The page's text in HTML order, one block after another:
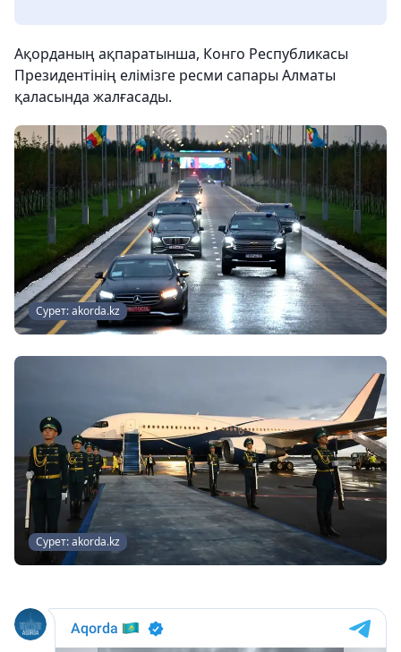
Ақорданың ақпаратынша, Конго Республикасы
Президентінің елімізге ресми сапары Алматы
қаласында жалғасады.
Сурет: akorda.kz
Сурет: akorda.kz